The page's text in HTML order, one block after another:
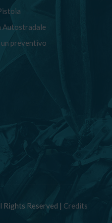
Autostradale
un preventivo
Reserved | Credits